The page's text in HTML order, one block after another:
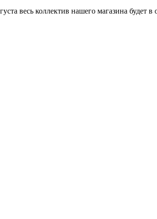
весь коллектив нашего магазина будет